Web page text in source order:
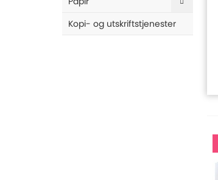
Kopi- og utskriftstjenester